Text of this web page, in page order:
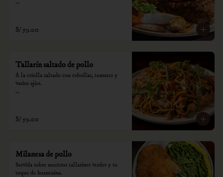
consumo.
S/ 59.00
Tallarín saltado de pollo
A la criolla saltado con cebollas, tomates y
varios ajíes.
consumo.
S/ 59.00
Milanesa de pollo
Servida sobre nuestros tallarines verdes y su
toque de huancaína.